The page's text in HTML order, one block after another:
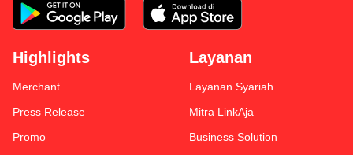
Highlights
Merchant
Press Release
Promo
Layanan
Layanan Syariah
Mitra LinkAja
Business Solution